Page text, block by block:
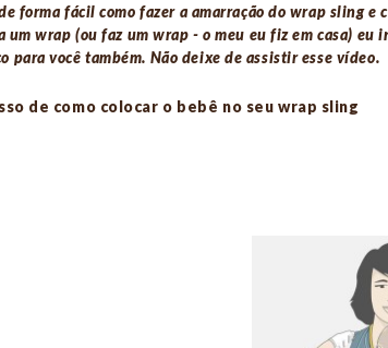
forma fácil como fazer a amarração do wrap sling e
um wrap (ou faz um wrap - o meu eu fiz em casa) eu
para você também. Não deixe de assistir esse vídeo.
de como colocar o bebê no seu wrap sling